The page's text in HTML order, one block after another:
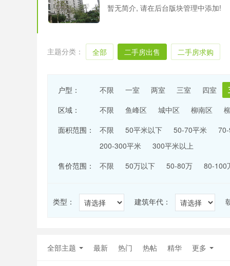
暂无简介, 请在后台版块管理中添加!
主题分类： 全部 二手房出售 二手房求购
户型： 不限 一室 两室 三室 四室
区域：
不限 鱼峰区 城中区 柳南区
面积范围：
不限 50平米以下 50-70平米
200-300平米
300平米以上
售价范围：
不限 50万以下 50-80万 80-100
类型： 建筑年代：
全部主题 最新 热门 热帖 精华 更多